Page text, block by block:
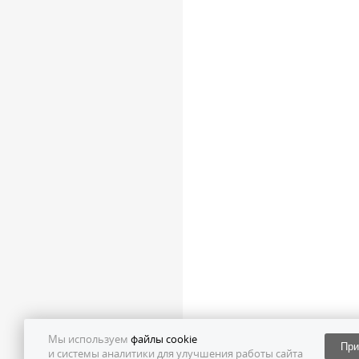
Мы используем файлы cookie
и системы аналитики для улучшения работы сайта